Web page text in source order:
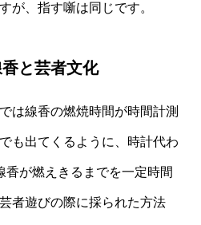
が、指す噺は同じです。
と芸者文化
は線香の燃焼時間が時間計測
も出てくるように、時計代わ
香が燃えきるまでを一定時間
者遊びの際に採られた方法